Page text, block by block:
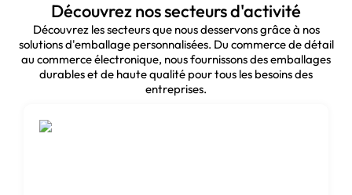
les besoins d'emballage avec précision et
créativité.
Pourquoi choisir
Bonito Pack pour
Découvrez nos secteurs d'activité
Découvrez les secteurs que nous desservons grâce à nos
solutions d'emballage personnalisées. Du commerce de détail
au commerce électronique, nous fournissons des emballages
durables et de haute qualité pour tous les besoins des
entreprises.